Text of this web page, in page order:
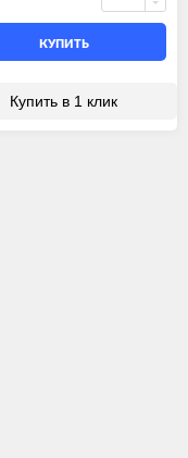
КУПИТЬ
Купить в 1 клик